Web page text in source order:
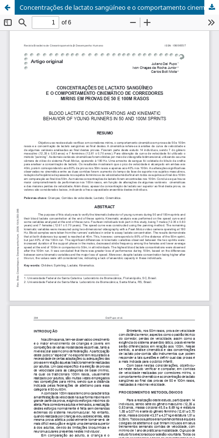
Concentrações de lactato sangüíneo e o comportamento cinemático de corredores mirins em provas de 50 e 100m rasos